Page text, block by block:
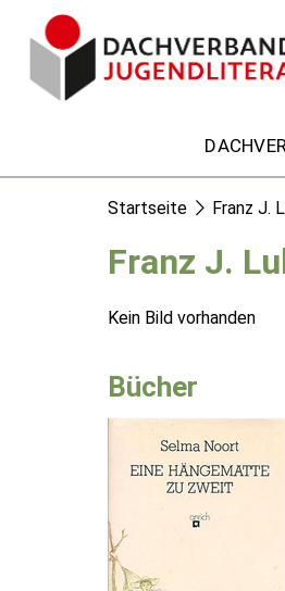
Startseite Franz J.
Franz J.
Kein Bild vorhanden
Bücher